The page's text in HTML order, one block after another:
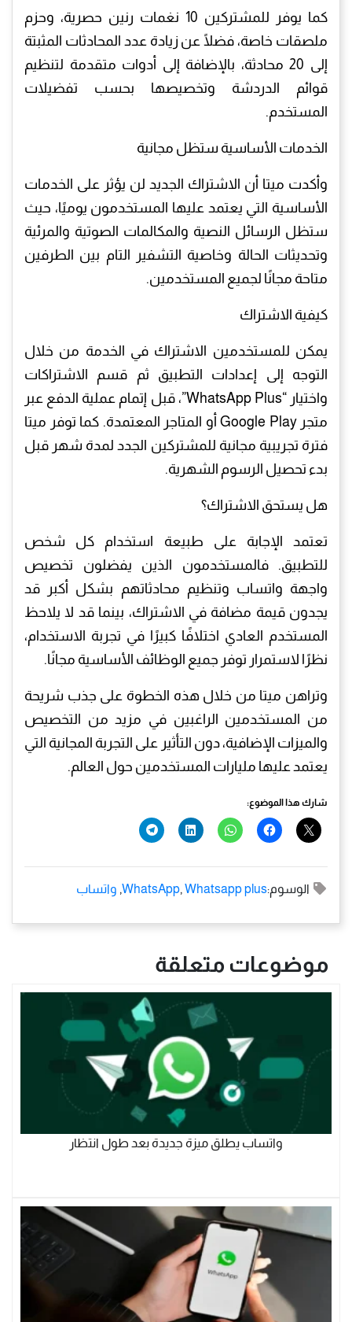
كما يوفر للمشتركين 10 نغمات رنين حصرية، وحزم
ملصقات خاصة، فضلًا عن زيادة عدد المحادثات المثبتة
إلى 20 محادثة، بالإضافة إلى أدوات متقدمة لتنظيم
قوائم الدردشة وتخصيصها بحسب تفضيلات
المستخدم.
الخدمات الأساسية ستظل مجانية
وأكدت ميتا أن الاشتراك الجديد لن يؤثر على الخدمات
الأساسية التي يعتمد عليها المستخدمون يوميًا، حيث
ستظل الرسائل النصية والمكالمات الصوتية والمرئية
وتحديثات الحالة وخاصية التشفير التام بين الطرفين
متاحة مجانًا لجميع المستخدمين.
كيفية الاشتراك
يمكن للمستخدمين الاشتراك في الخدمة من خلال
التوجه إلى إعدادات التطبيق ثم قسم الاشتراكات
واختيار “WhatsApp Plus”، قبل إتمام عملية الدفع عبر
متجر Google Play أو المتاجر المعتمدة. كما توفر ميتا
فترة تجريبية مجانية للمشتركين الجدد لمدة شهر قبل
بدء تحصيل الرسوم الشهرية.
هل يستحق الاشتراك؟
تعتمد الإجابة على طبيعة استخدام كل شخص
للتطبيق. فالمستخدمون الذين يفضلون تخصيص
واجهة واتساب وتنظيم محادثاتهم بشكل أكبر قد
يجدون قيمة مضافة في الاشتراك، بينما قد لا يلاحظ
المستخدم العادي اختلافًا كبيرًا في تجربة الاستخدام،
نظرًا لاستمرار توفر جميع الوظائف الأساسية مجانًا.
وتراهن ميتا من خلال هذه الخطوة على جذب شريحة
من المستخدمين الراغبين في مزيد من التخصيص
والميزات الإضافية، دون التأثير على التجربة المجانية التي
يعتمد عليها مليارات المستخدمين حول العالم.
شارك هذا الموضوع:
الوسوم: WhatsApp, Whatsapp plus
, واتساب
موضوعات متعلقة
واتساب يطلق ميزة جديدة بعد طول انتظار